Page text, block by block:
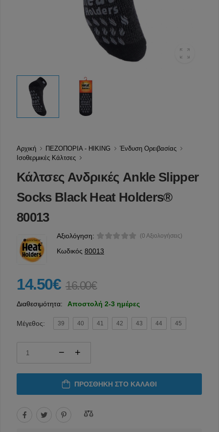
Αρχική ΠΕΖΟΠΟΡΙΑ - HIKING
Ένδυση Ορειβασίας
Ισοθερμικές Κάλτσες
Κάλτσες Ανδρικές Ankle Slipper
Socks Black Heat Holders®
80013
Αξιολόγηση: (0 Αξιολογήσεις)
Κωδικός 80013
14.50€ 16.00€
Διαθεσιμότητα: Αποστολή 2-3 ημέρες
Μέγεθος: 39 40 41 42 43 44 45
ΠΡΟΣΘΉΚΗ ΣΤΟ ΚΑΛΆΘΙ